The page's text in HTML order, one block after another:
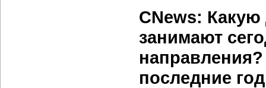
CNews:
занимают
направления?
последние